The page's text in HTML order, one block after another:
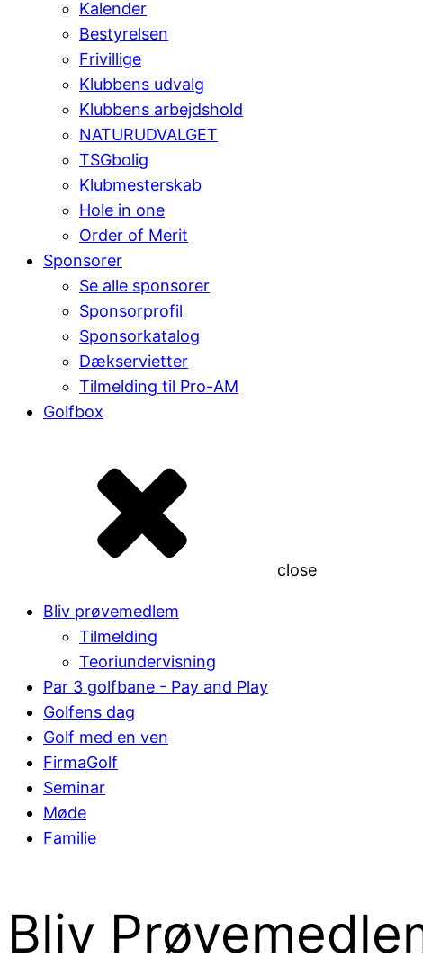
Kalender
Bestyrelsen
Frivillige
Klubbens udvalg
Klubbens arbejdshold
NATURUDVALGET
TSGbolig
Klubmesterskab
Hole in one
Order of Merit
Sponsorer
Se alle sponsorer
Sponsorprofil
Sponsorkatalog
Dækservietter
Tilmelding til Pro-AM
Golfbox
close
Bliv prøvemedlem
Tilmelding
Teoriundervisning
Par 3 golfbane - Pay and Play
Golfens dag
Golf med en ven
FirmaGolf
Seminar
Møde
Familie
Bliv